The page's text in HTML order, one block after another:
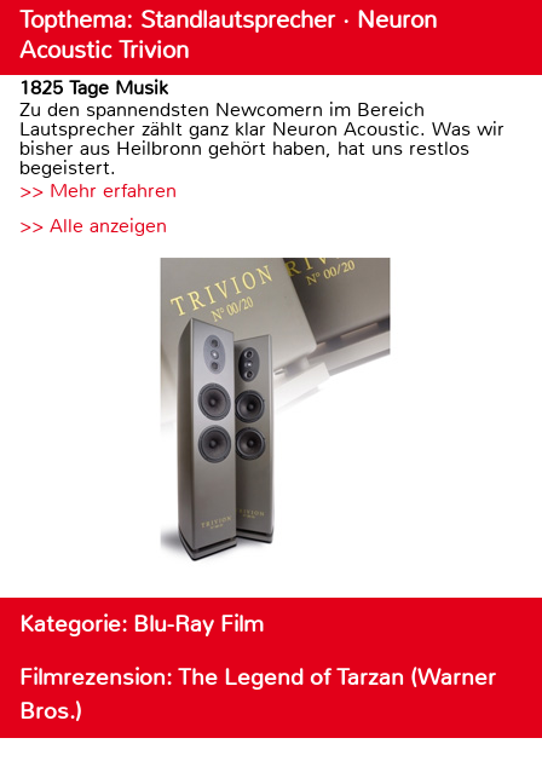
Topthema: Standlautsprecher · Neuron
Acoustic Trivion
1825 Tage Musik
Zu den spannendsten Newcomern im Bereich
Lautsprecher zählt ganz klar Neuron Acoustic. Was wir
bisher aus Heilbronn gehört haben, hat uns restlos
begeistert.
>> Mehr erfahren
>> Alle anzeigen
Kategorie: Blu-Ray Film
Filmrezension: The Legend of Tarzan (Warner
Bros.)